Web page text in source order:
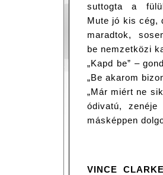
suttogta a
Mute jó kis cég,
maradtok,
be nemzetközi
„Kapd be” –
„Be akarom
„Már miért ne
ódivatú,
másképpen
VINCE CLARKE